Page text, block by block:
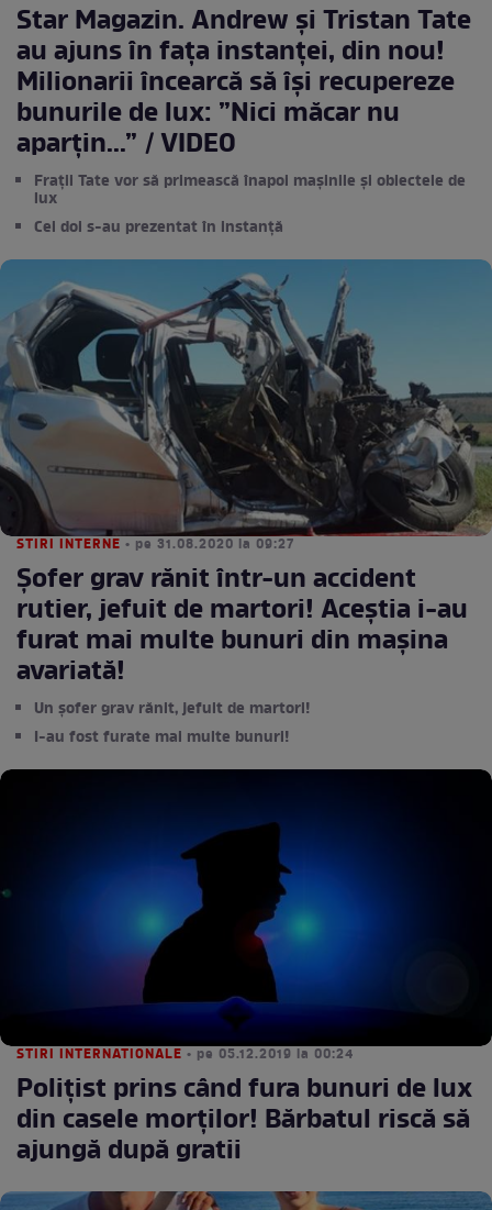
Star Magazin. Andrew și Tristan Tate
au ajuns în fața instanței, din nou!
Milionarii încearcă să își recupereze
bunurile de lux: ”Nici măcar nu
aparțin...” / VIDEO
Frații Tate vor să primească înapoi mașinile și obiectele de
lux
Cei doi s-au prezentat în instanță
STIRI INTERNE • pe 31.08.2020 la 09:27
Șofer grav rănit într-un accident
rutier, jefuit de martori! Aceștia i-au
furat mai multe bunuri din mașina
avariată!
Un șofer grav rănit, jefuit de martori!
I-au fost furate mai multe bunuri!
STIRI INTERNATIONALE • pe 05.12.2019 la 00:24
Polițist prins când fura bunuri de lux
din casele morților! Bărbatul riscă să
ajungă după gratii